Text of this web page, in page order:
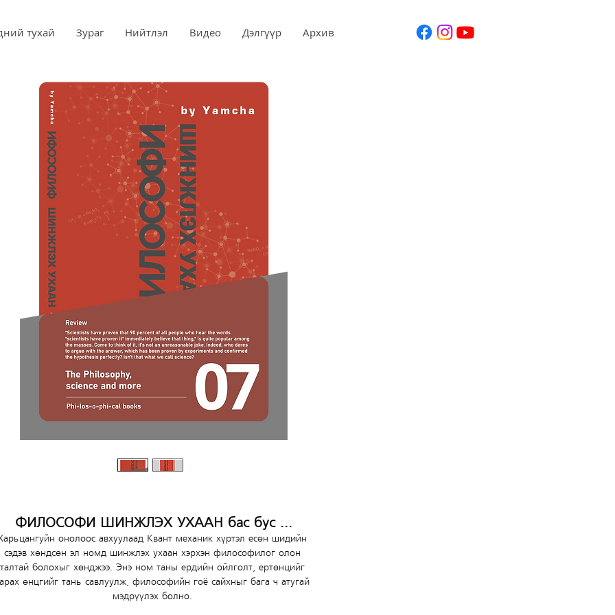
тухай Зураг Нийтлэл Видео Дэлгүүр Архив
ФИЛОСОФИ ШИНЖЛЭХ УХААН бас бус ...
онолоос авхуулаад Квант механик хүртэл есөн шидийн
сэдэв хөндсөн эл номд шинжлэх ухаан хэрхэн философилог олон
талтай болохыг хөнджээ. Энэ ном таны ердийн ойлголт, ертөнцийг
өнцгийг тань савлуулж, философийн гоё сайхныг бага ч атугай
мэдрүүлэх болно.